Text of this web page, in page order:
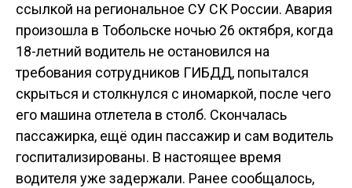
ссылкой на региональное СУ СК России. Авария
произошла в Тобольске ночью 26 октября, когда
18-летний водитель не остановился на
требования сотрудников ГИБДД, попытался
скрыться и столкнулся с иномаркой, после чего
его машина отлетела в столб. Скончалась
пассажирка, ещё один пассажир и сам водитель
госпитализированы. В настоящее время
водителя уже задержали. Ранее сообщалось,